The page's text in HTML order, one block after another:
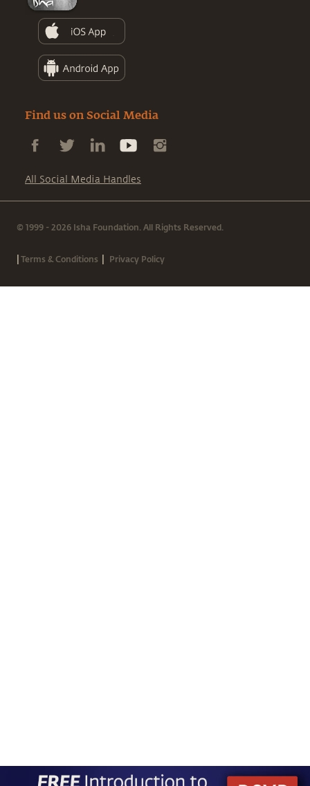
Find us on Social Media
All Social Media Handles
© 1999 - 2026 Isha Foundation. All Rights Reserved.
|Terms & Conditions | Privacy Policy